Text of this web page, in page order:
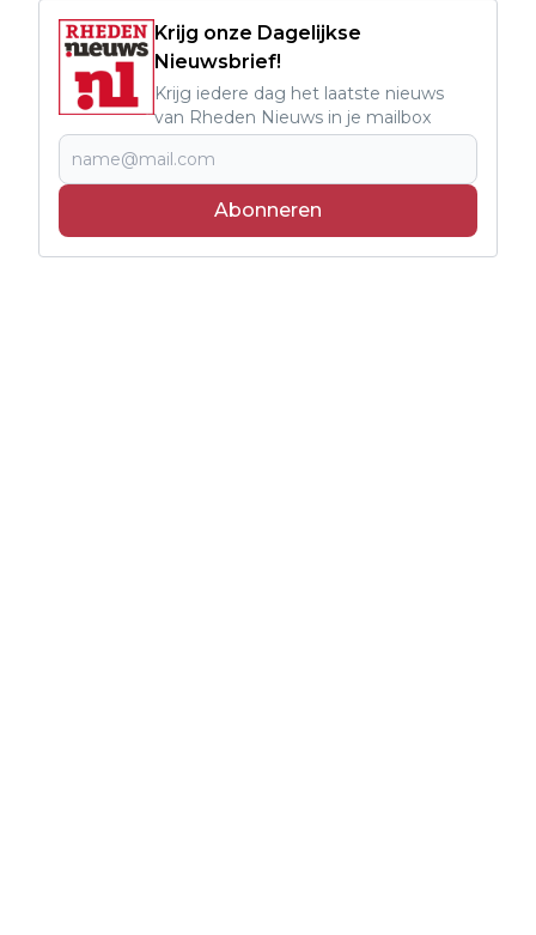
Krijg onze Dagelijkse
Nieuwsbrief!
Krijg iedere dag het laatste nieuws
van Rheden Nieuws in je mailbox
Abonneren